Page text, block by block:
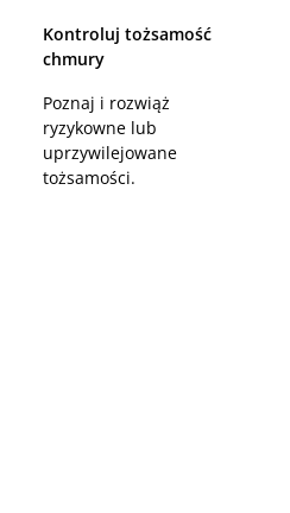
Kontroluj tożsamość
chmury
Poznaj i rozwiąż
ryzykowne lub
uprzywilejowane
tożsamości.